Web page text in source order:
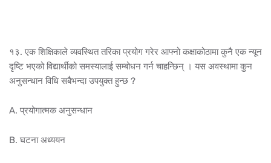
१३. एक शिक्षिकाले व्यवस्थित तरिका प्रयोग गरेर आफ्नो कक्षाकोठामा कुनै एक न्यून
दृष्टि भएको विद्यार्थीको समस्यालाई सम्बोधन गर्न चाहन्छिन् । यस अवस्थामा कुन
अनुसन्धान विधि सबैभन्दा उपयुक्त हुन्छ ?
A. प्रयोगात्मक अनुसन्धान
B. घटना अध्ययन